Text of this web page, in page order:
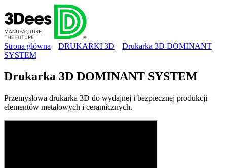
Strona główna DRUKARKI 3D
Drukarka 3D DOMINANT
SYSTEM
Drukarka 3D DOMINANT SYSTEM
Przemysłowa drukarka 3D do wydajnej i bezpiecznej produkcji
elementów metalowych i ceramicznych.